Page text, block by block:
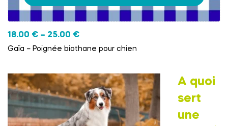
18.00 € – 25.00 €
Gaïa – Poignée biothane pour chien
A quoi
sert
une